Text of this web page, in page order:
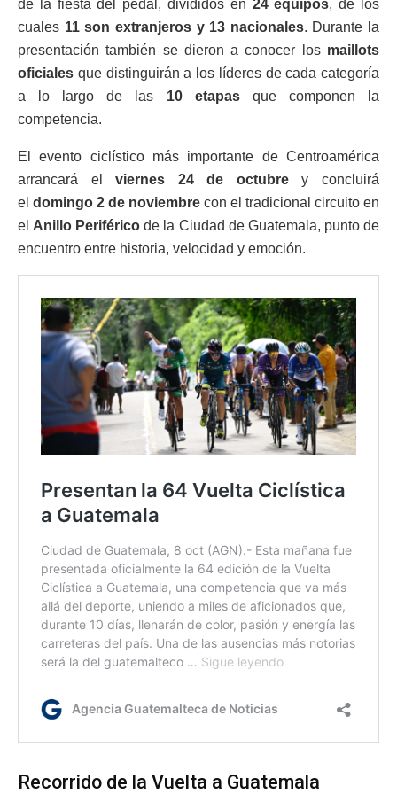
de la fiesta del pedal, divididos en 24 equipos, de los
cuales 11 son extranjeros y 13 nacionales. Durante la
presentación también se dieron a conocer los maillots
oficiales que distinguirán a los líderes de cada categoría
a lo largo de las 10 etapasque componen la
competencia.
El evento ciclístico más importante de Centroamérica
arrancará elviernes 24 de octubrey concluirá
el domingo 2 de noviembre con el tradicional circuito en
el Anillo Periférico de la Ciudad de Guatemala, punto de
encuentro entre historia, velocidad y emoción.
Recorrido de la Vuelta a Guatemala